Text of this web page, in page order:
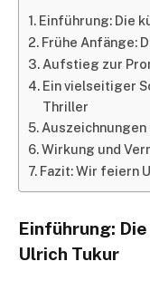
Einführung: Die
Frühe Anfänge:
Aufstieg zur
Ein vielseitiger
Thriller
Wirkung und
Fazit: Wir feiern
Einführung:
Ulrich Tukur